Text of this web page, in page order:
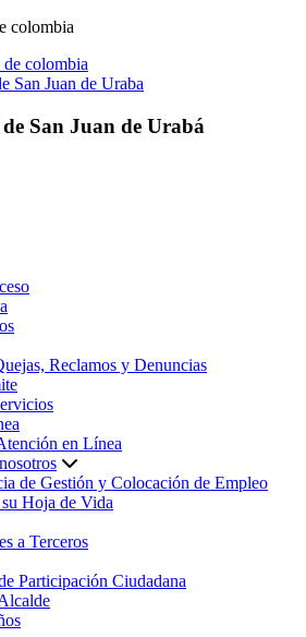
San Juan de Urabá
Reclamos y Denuncias
en Línea
de Gestión y Colocación de Empleo
Hoja de Vida
a Terceros
Participación Ciudadana